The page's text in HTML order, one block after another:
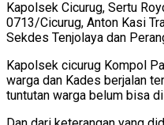
Kapolsek Cicurug, Sertu
0713/Cicurug, Anton Kasi
Sekdes Tenjolaya dan
Kapolsek cicurug Kompol
warga dan Kades berjalan
tuntutan warga belum bisa